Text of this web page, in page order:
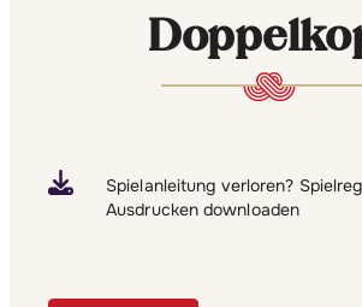
Unsere Stores
Spielanleitung verloren?
Ausdrucken downloaden